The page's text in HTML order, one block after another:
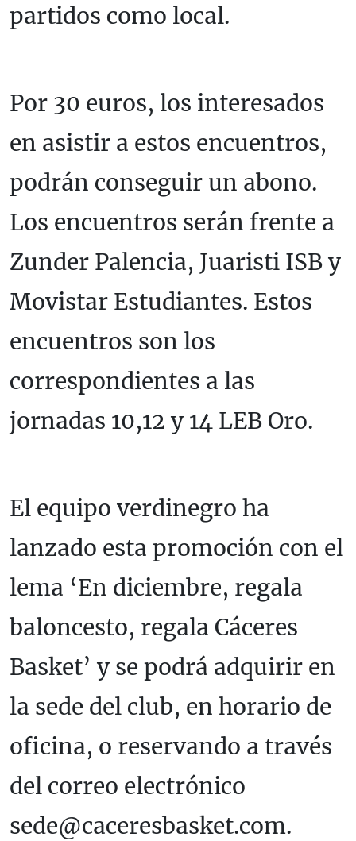
partidos como local.
Por 30 euros, los interesados
en asistir a estos encuentros,
podrán conseguir un abono.
Los encuentros serán frente a
Zunder Palencia, Juaristi ISB y
Movistar Estudiantes. Estos
encuentros son los
correspondientes a las
jornadas 10,12 y 14 LEB Oro.
El equipo verdinegro ha
lanzado esta promoción con el
lema ‘En diciembre, regala
baloncesto, regala Cáceres
Basket’ y se podrá adquirir en
la sede del club, en horario de
oficina, o reservando a través
del correo electrónico
sede@caceresbasket.com.